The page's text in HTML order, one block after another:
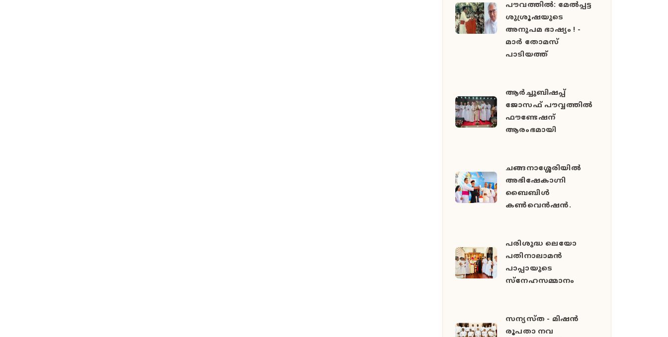
പൗവത്തിൽ: മേൽപ്പട്ട
ശുശ്രൂഷയുടെ
അനുപമ ഭാഷ്യം ! -
മാർ തോമസ്
പാടിയത്ത്
ആർച്ചുബിഷപ്പ്
ജോസഫ് പൗവ്വത്തിൽ
ഫൗണ്ടേഷന്
ആരംഭമായി
ചങ്ങനാശ്ശേരിയിൽ
അഭിഷേകാഗ്നി
ബൈബിൾ
കൺവെൻഷൻ.
പരിശുദ്ധ ലെയോ
പതിനാലാമൻ
പാപ്പായുടെ
സ്നേഹസമ്മാനം
സന്യസ്ത - മിഷൻ
രൂപതാ നവ